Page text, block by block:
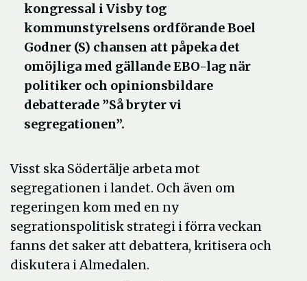
kongressal i Visby tog
kommunstyrelsens ordförande Boel
Godner (S) chansen att påpeka det
omöjliga med gällande EBO-lag när
politiker och opinionsbildare
debatterade ”Så bryter vi
segregationen”.
Visst ska Södertälje arbeta mot
segregationen i landet. Och även om
regeringen kom med en ny
segrationspolitisk strategi i förra veckan
fanns det saker att debattera, kritisera och
diskutera i Almedalen.